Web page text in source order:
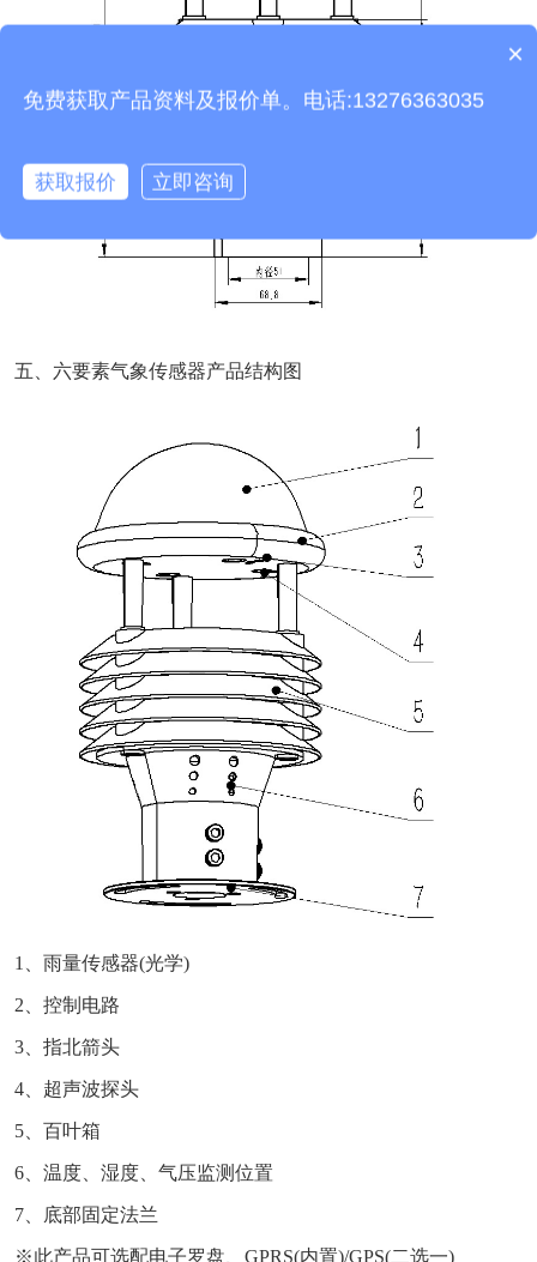
五、六要素气象传感器产品结构图
1、雨量传感器(光学)
2、控制电路
3、指北箭头
4、超声波探头
5、百叶箱
6、温度、湿度、气压监测位置
7、底部固定法兰
※此产品可选配电子罗盘、GPRS(内置)/GPS(二选一)
质保时间是多久？
×
免费获取产品资料及报价单。电话:13276363035
获取报价 立即咨询